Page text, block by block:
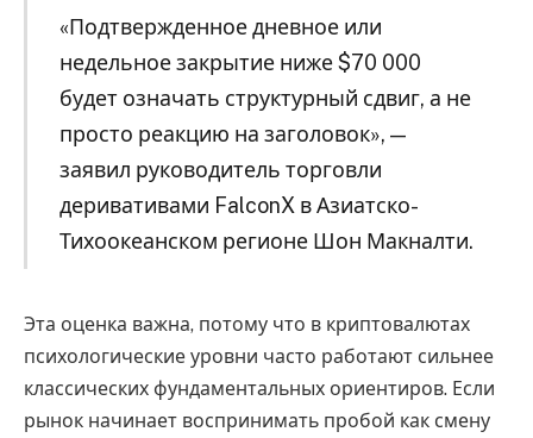
«Подтвержденное дневное или
недельное закрытие ниже $70 000
будет означать структурный сдвиг, а не
просто реакцию на заголовок», —
заявил руководитель торговли
деривативами FalconX в Азиатско-
Тихоокеанском регионе Шон Макналти.
Эта оценка важна, потому что в криптовалютах
психологические уровни часто работают сильнее
классических фундаментальных ориентиров. Если
рынок начинает воспринимать пробой как смену